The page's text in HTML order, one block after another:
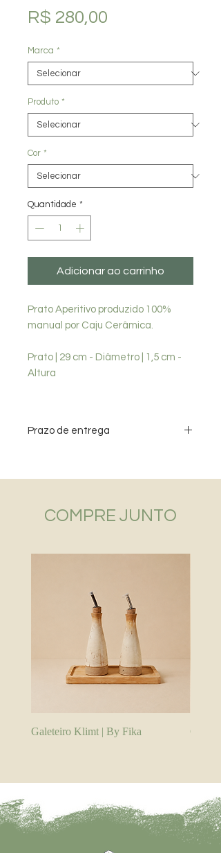
R$ 280,00
Marca *
Produto *
Cor *
Quantidade *
Adicionar ao carrinho
Prato Aperitivo produzido 100%
manual por Caju Cerâmica.
Prato | 29 cm - Diâmetro | 1,5 cm -
Altura
Prazo de entrega
COMPRE JUNTO
Galeteiro Klimt | By Fika